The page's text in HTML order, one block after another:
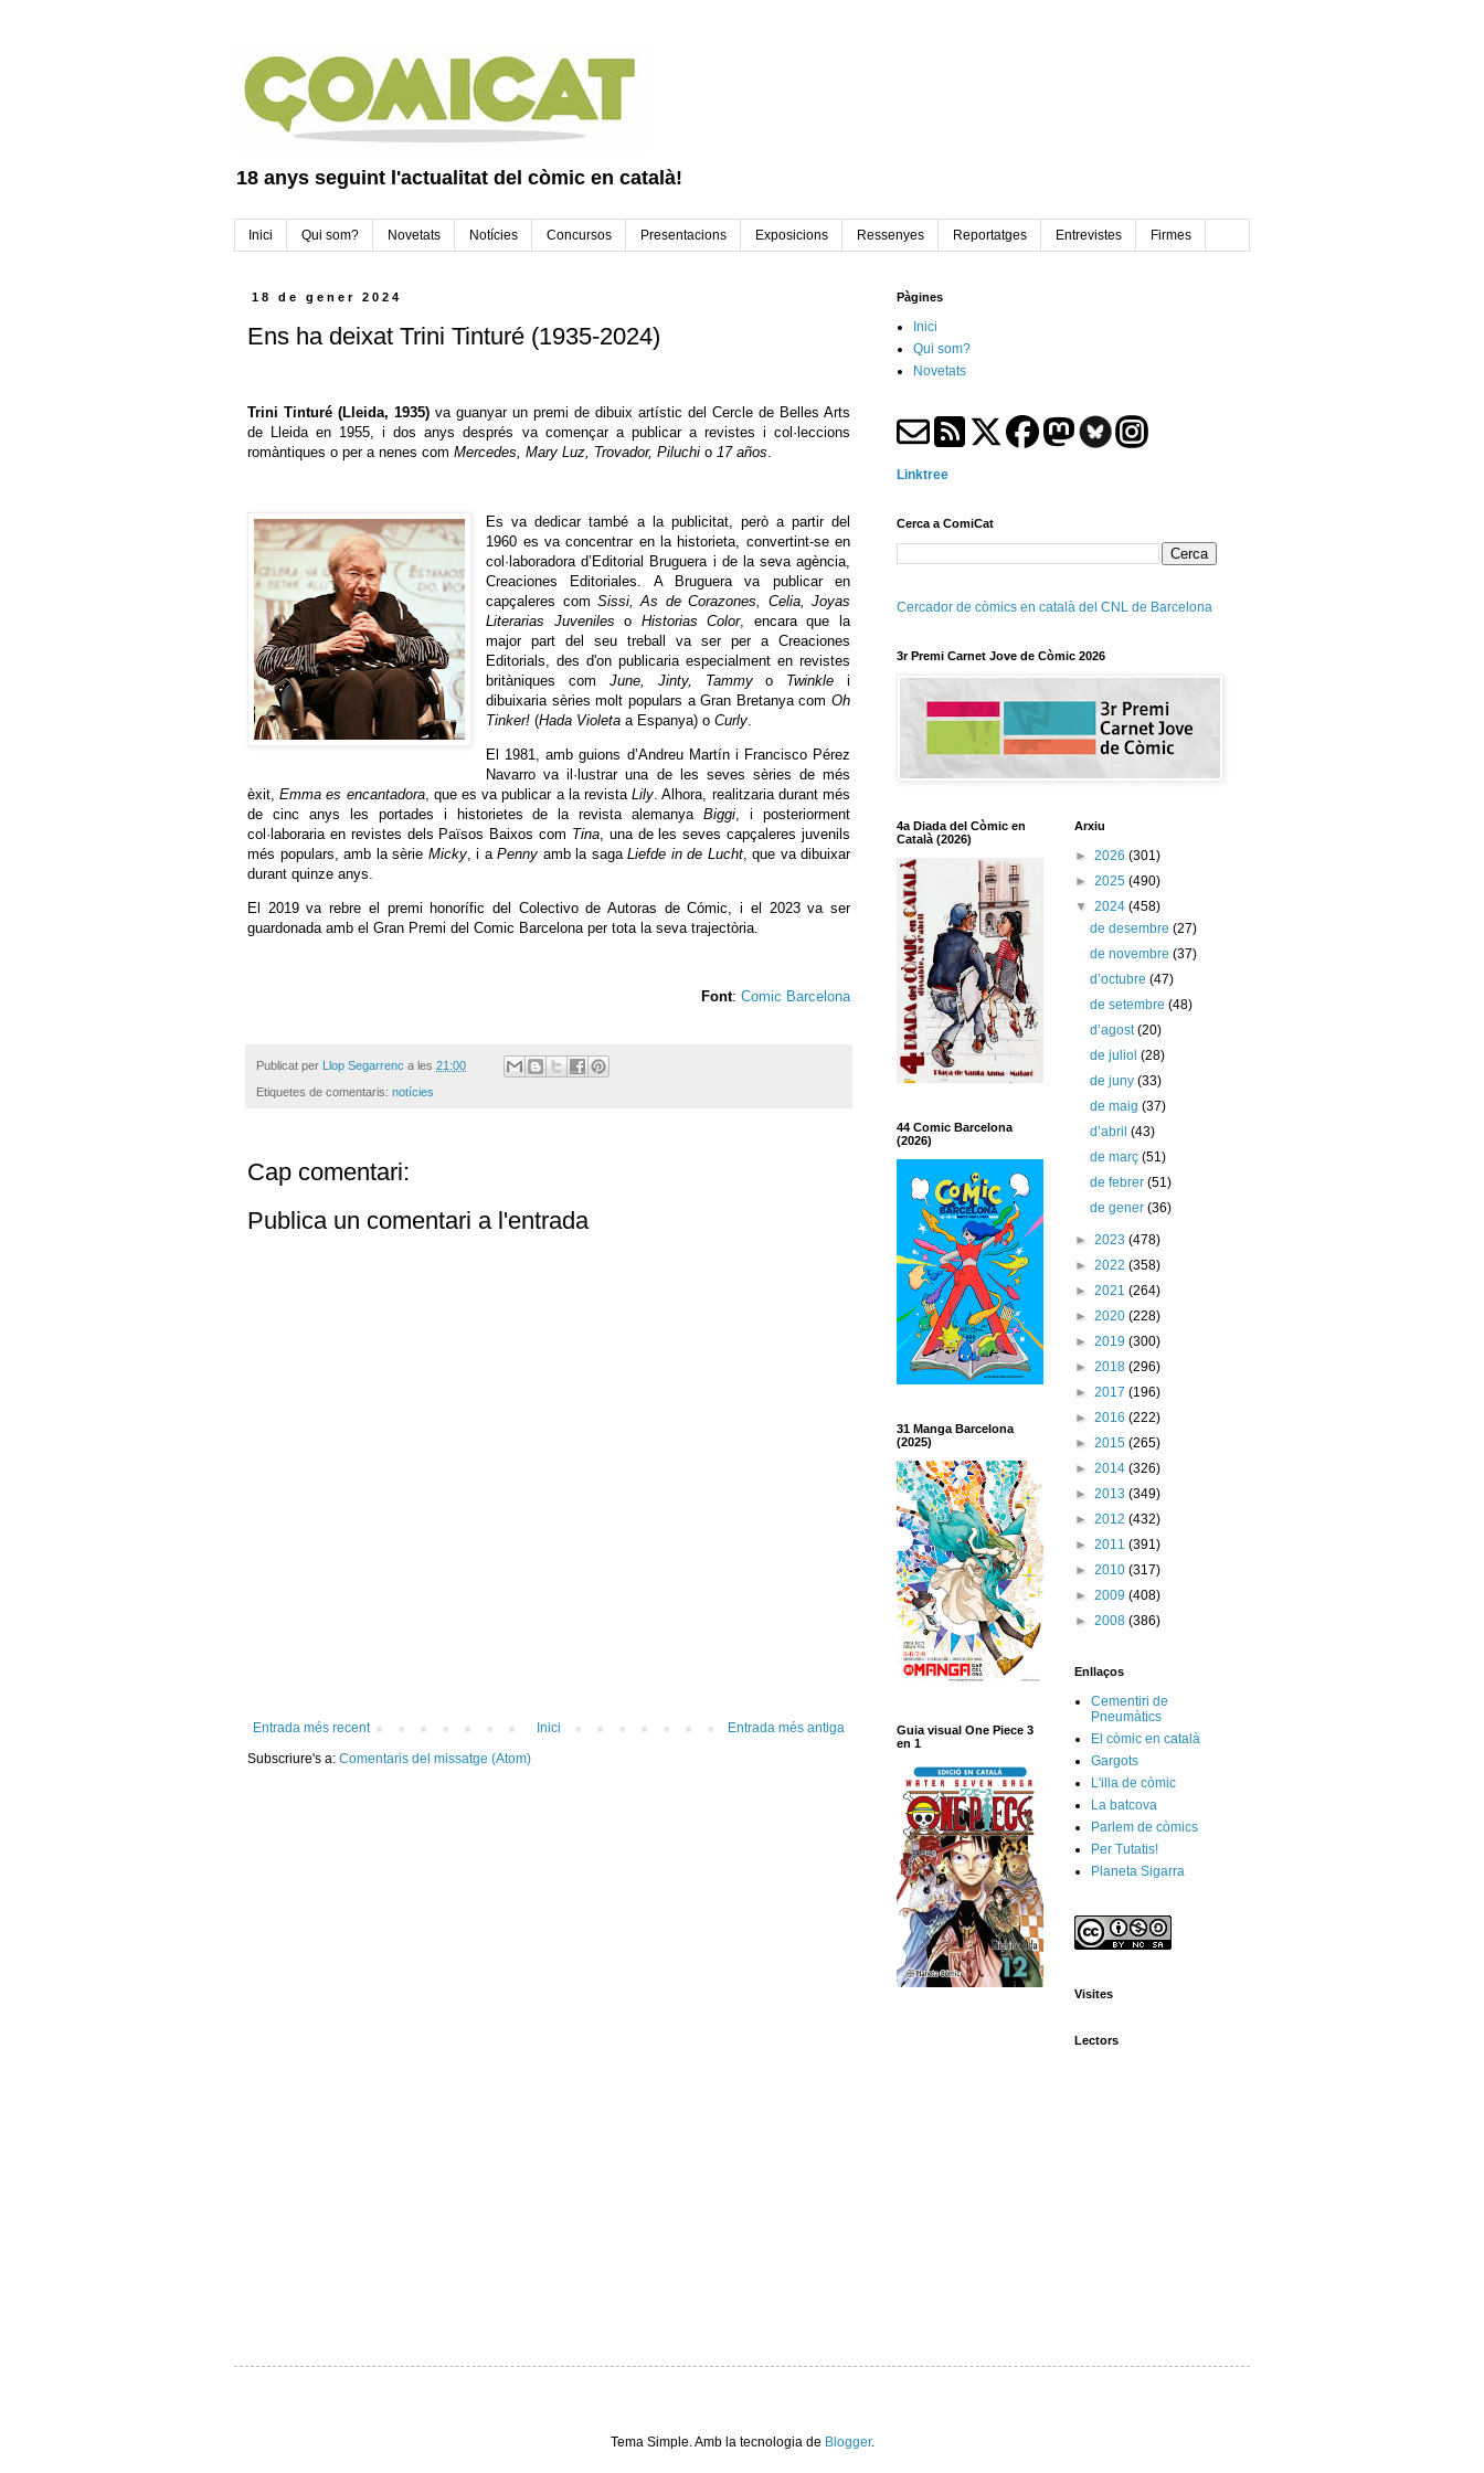
18 anys seguint l'actualitat del còmic en català!
Inici Qui som? Novetats Notícies Concursos Presentacions Exposicions Ressenyes Reportatges Entrevistes Firmes
18 de gener 2024
Ens ha deixat Trini Tinturé (1935-2024)
Trini Tinturé (Lleida, 1935) va guanyar un premi de dibuix artístic del Cercle de Belles Arts
de Lleida en 1955, i dos anys després va començar a publicar a revistes i col·leccions
romàntiques o per a nenes com Mercedes, Mary Luz, Trovador, Piluchi o 17 años.
Es va dedicar també a la publicitat, però a partir del
1960 es va concentrar en la historieta, convertint-se en
col·laboradora d’Editorial Bruguera i de la seva agència,
Creaciones Editoriales. A Bruguera va publicar en
capçaleres com Sissi, As de Corazones, Celia, Joyas
Literarias Juveniles o Historias Color, encara que la
major part del seu treball va ser per a Creaciones
Editorials, des d'on publicaria especialment en revistes
britàniques com June, Jinty, Tammyo Twinkle i
dibuixaria sèries molt populars a Gran Bretanya com Oh
Tinker! (Hada Violeta a Espanya) oCurly
El 1981, amb guions d’Andreu Martín i Francisco Pérez
Navarro va il·lustrar una de les seves sèries de més
èxit,Emma es encantadora, que es va publicar a la revistaLily . Alhora, realitzaria durant més
de cinc anys les portades i historietes de la revista alemanyaBiggi , i posteriorment
col·laboraria en revistes dels Països Baixos com Tina, una de les seves capçaleres juvenils
més populars, amb la sèrie Micky, i a Penny amb la saga Liefde in de Lucht, que va dibuixar
durant quinze anys.
El 2019 va rebre el premi honorífic del Colectivo de Autoras de Cómic, i el 2023 va ser
guardonada amb el Gran Premi del Comic Barcelona per tota la seva trajectòria.
Font: Comic Barcelona
Publicat per Llop Segarrenc a les 21:00
Etiquetes de comentaris: notícies
Cap comentari:
Publica un comentari a l'entrada
Entrada més recent Entrada més antiga
Inici
Subscriure's a: Comentaris del missatge (Atom)
Pàgines
Inici
Qui som?
Novetats
Linktree
Cerca a ComiCat
Cercador de còmics en català del CNL de Barcelona
3r Premi Carnet Jove de Còmic 2026
4a Diada del Còmic en
Català (2026)
44 Comic Barcelona
(2026)
31 Manga Barcelona
(2025)
Guia visual One Piece 3
en 1
Arxiu
► 2026 (301)
► 2025 (490)
▼ 2024 (458)
de desembre(27)
de novembre(37)
d’octubre(47)
de setembre(48)
d’agost(20)
de juliol(28)
de juny(33)
de maig(37)
d’abril(43)
de març(51)
de febrer(51)
de gener(36)
► 2023 (478)
► 2022 (358)
► 2021 (264)
► 2020 (228)
► 2019 (300)
► 2018 (296)
► 2017 (196)
► 2016 (222)
► 2015 (265)
► 2014 (326)
► 2013 (349)
► 2012 (432)
► 2011 (391)
► 2010 (317)
► 2009 (408)
► 2008 (386)
Enllaços
Cementiri de
Pneumàtics
El còmic en català
Gargots
L'illa de còmic
La batcova
Parlem de còmics
Per Tutatis!
Planeta Sigarra
Visites
Lectors
Tema Simple. Amb la tecnologia de Blogger.